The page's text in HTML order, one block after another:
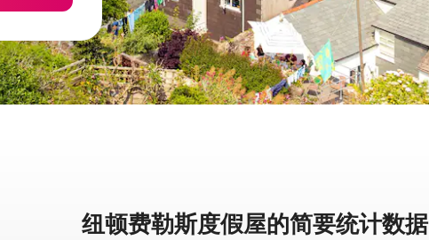
纽顿费勒斯度假屋的简要统计数据